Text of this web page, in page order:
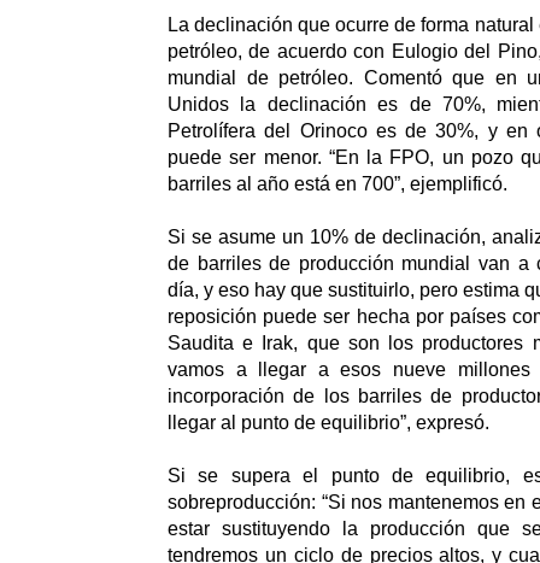
La declinación que ocurre de forma
petróleo, de acuerdo con Eulogio del
mundial de petróleo. Comentó que en
Unidos la declinación es de 70%,
Petrolífera del Orinoco es de 30%, y en
puede ser menor. “En la FPO, un pozo
barriles al año está en 700”, ejemplificó.
Si se asume un 10% de declinación,
de barriles de producción mundial van a
día, y eso hay que sustituirlo, pero estima
reposición puede ser hecha por países
Saudita e Irak, que son los productores
vamos a llegar a esos nueve
incorporación de los barriles de
llegar al punto de equilibrio”, expresó.
Si se supera el punto de equilibrio,
sobreproducción: “Si nos mantenemos en
estar sustituyendo la producción que
tendremos un ciclo de precios altos, y